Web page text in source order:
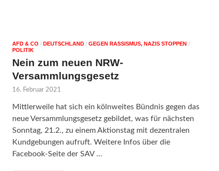
AFD & CO / DEUTSCHLAND / GEGEN RASSISMUS, NAZIS STOPPEN /
POLITIK
Nein zum neuen NRW-
Versammlungsgesetz
16. Februar 2021
Mittlerweile hat sich ein kölnweites Bündnis gegen das
neue Versammlungsgesetz gebildet, was für nächsten
Sonntag, 21.2., zu einem Aktionstag mit dezentralen
Kundgebungen aufruft. Weitere Infos über die
Facebook-Seite der SAV …